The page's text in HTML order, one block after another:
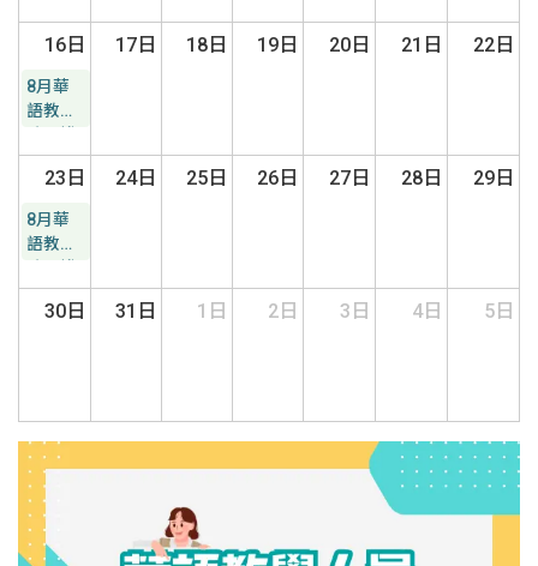
16日
8月華
語教學
座
17日 18日 19日 20日 21日 22日
23日
8月華
語教學
座
24日 25日 26日 27日 28日 29日
30日 31日 1日 2日 3日 4日 5日